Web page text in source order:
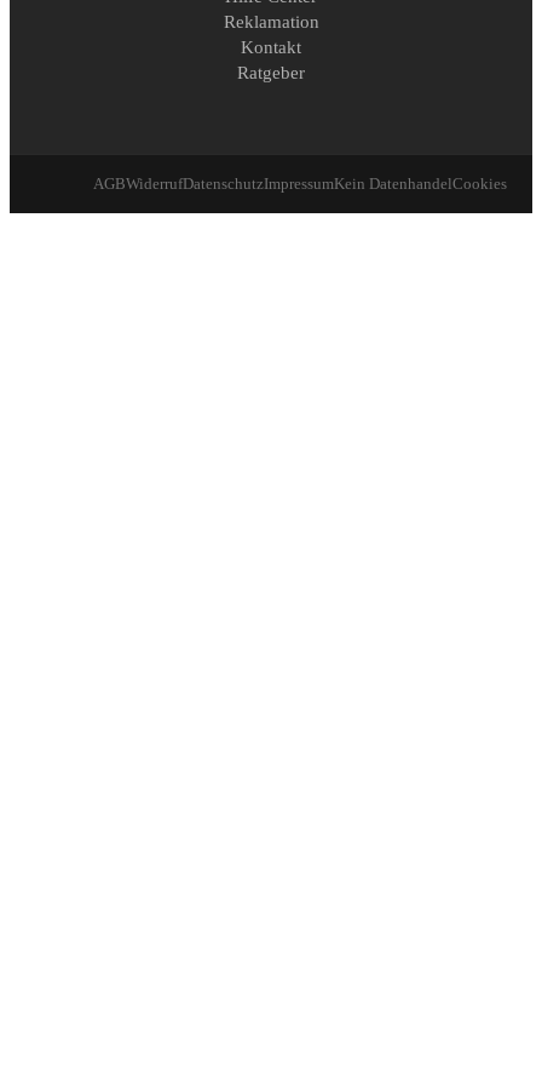
Reklamation
Kontakt
Ratgeber
AGBWiderrufDatenschutzImpressumKein DatenhandelCookies